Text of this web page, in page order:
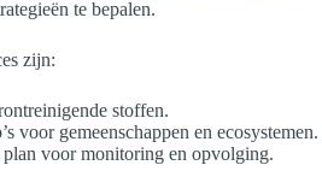
te bepalen.
zijn:
stoffen.
voor gemeenschappen en ecosystemen.
voor monitoring en opvolging.